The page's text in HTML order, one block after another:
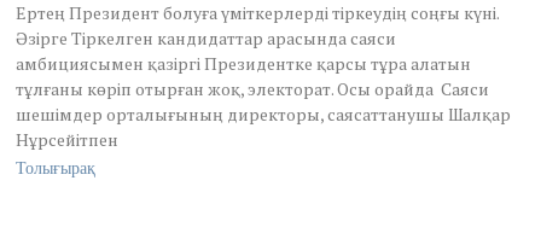
b
e
r
1
Ертең Президент болуға үміткерлерді тіркеудің соңғы күні.
Әзірге Тіркелген кандидаттар арасында саяси
амбициясымен қазіргі Президентке қарсы тұра алатын
тұлғаны көріп отырған жоқ, электорат. Осы орайда Саяси
шешімдер орталығының директоры, саясаттанушы Шалқар
Нұрсейітпен
Толығырақ